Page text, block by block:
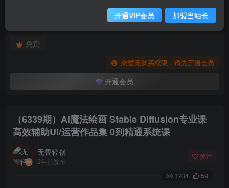
此内容为付费阅读，请付费后查看
会员专属资源
免费
您暂无购买权限，请先开通会员
开通会员
（6339期）Ai魔法绘画 Stable Diffusion专业课
高效辅助Ui/运营作品集 0到精通系统课
无畏轻创
2年前发布
关注
1704 59
开通VIP会员 加盟当站长